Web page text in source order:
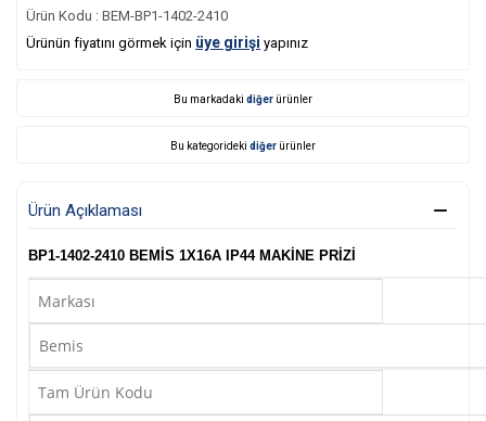
Ürün Kodu : BEM-BP1-1402-2410
Ürünün fiyatını görmek için üye girişi yapınız
Bu markadaki diğer ürünler
Bu kategorideki diğer ürünler
Ürün Açıklaması
BP1-1402-2410 BEMİS 1X16A IP44 MAKİNE PRİZİ
Markası
Bemis
Tam Ürün Kodu